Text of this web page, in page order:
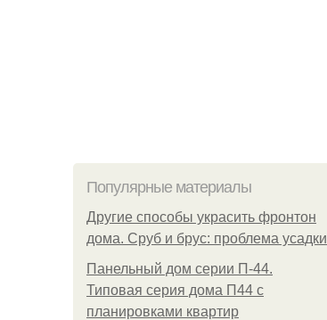
Популярные материалы
Другие способы украсить фронтон
дома. Сруб и брус: проблема усадки
Панельный дом серии П-44.
Типовая серия дома П44 с
планировками квартир